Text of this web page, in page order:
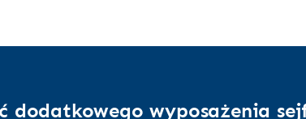
dodatkowego wyposażenia